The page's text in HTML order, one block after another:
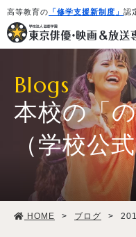
高等教育の 「修学支援新制度」 認
学校紹介・教育システ
Blogs
本校の「
（学校公
HOME > ブログ >